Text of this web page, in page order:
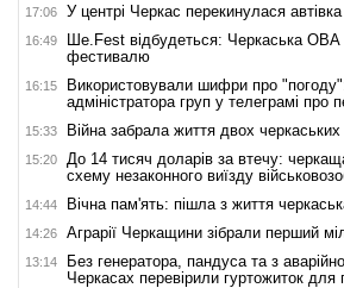
17:06 У центрі Черкас перекинулася автівка
16:49
Ше.Fest відбудеться: Черкаська ОВА
фестивалю
16:15
Використовували шифри про
адміністратора груп у телеграмі про
15:33 Війна забрала життя двох черкаських
15:20
До 14 тисяч доларів за втечу:
схему незаконного виїзду
14:44 Вічна пам'ять: пішла з життя
14:26 Аграрії Черкащини зібрали перший
13:14
Без генератора, пандуса та з
Черкасах перевірили гуртожиток для